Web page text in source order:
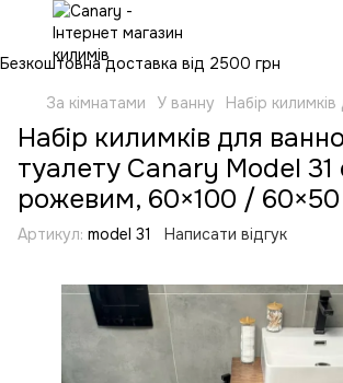
Безкоштовна доставка від 2500 грн
За кімнатами
У ванну Набір
Набір килимків для
туалету Canary Model 31
рожевим, 60×100 /
Артикул: model 31 Написати відгук